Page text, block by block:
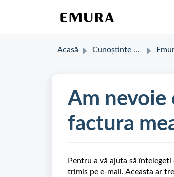
Acasă Cunoștințe de bază
Am nevoie
factura
Pentru a vă ajuta să
trimis pe e-mail. Aceasta ar